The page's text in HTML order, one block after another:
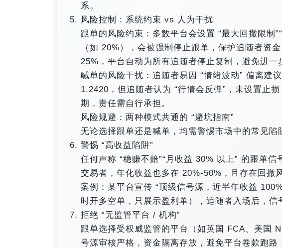
系。​
风险控制：系统约束 vs 人为干扰​
跟单的风险约束：多数平台会设置 “最大回撤限制
（如 20%），会被强制停止跟单，保护追随者资
25%，平台自动为所有追随者停止复制，避免进一
喊单的风险干扰：追随者易因 “情绪波动” 偏离建
1.2420，但追随者认为 “行情会反弹”，未设置止
期，责任需自行承担。
风险规避：两种模式共通的 “避坑指南”​
无论选择跟单还是喊单，均需警惕市场中的常见陷
警惕 “高收益陷阱”​
任何声称 “稳赚不赔”“月收益 30% 以上” 的跟单
交易者，年化收益也多在 20%-50%，且存在回撤
案例：某平台宣传 “顶级信号源，近半年收益
时开多空单，只展示盈利单），追随者入场后，信
拒绝 “无监管平台 / 机构”​
跟单选择受权威监管的平台（如英国 FCA、美国
号源审核严格，资金隔离存放，避免平台卷款跑路